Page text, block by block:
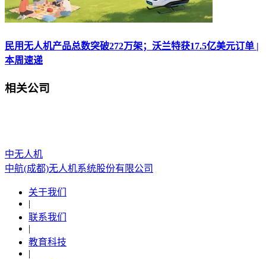
民用无人机产品总数突破272万架；沃兰特获17.5亿美元订单 |
本周速递
相关公司
中无人机
中航(成都)无人机系统股份有限公司
关于我们
|
联系我们
|
教育科技
|